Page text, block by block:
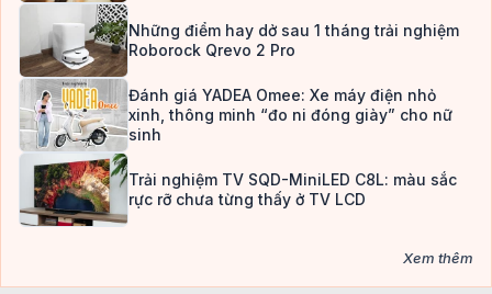
Những điểm hay dở sau 1 tháng trải nghiệm
Roborock Qrevo 2 Pro
Đánh giá YADEA Omee: Xe máy điện nhỏ
xinh, thông minh “đo ni đóng giày” cho nữ
sinh
Trải nghiệm TV SQD-MiniLED C8L: màu sắc
rực rỡ chưa từng thấy ở TV LCD
Xem thêm